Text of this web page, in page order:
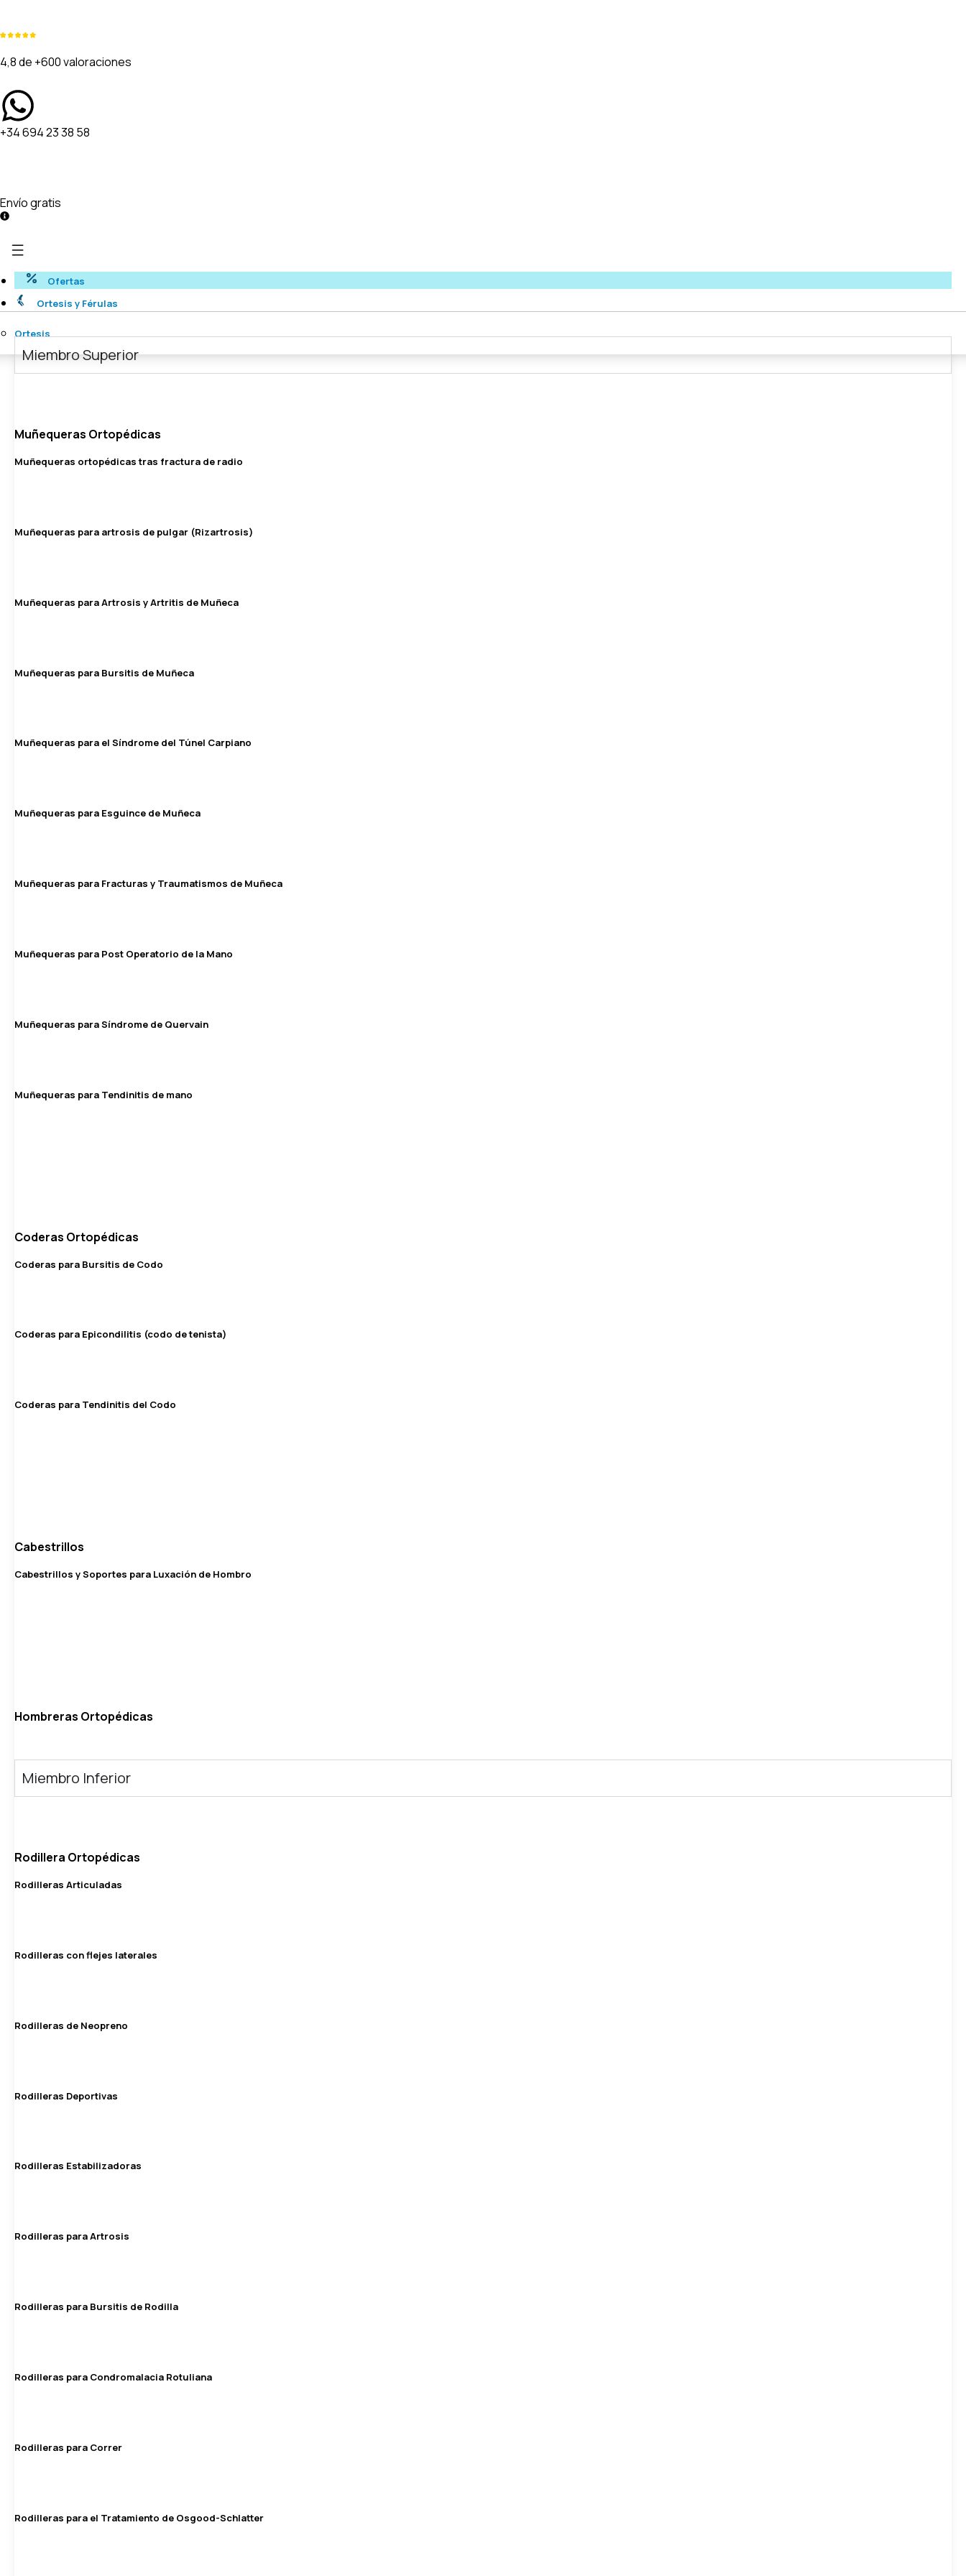
4,8 de +600 valoraciones
+34 694 23 38 58
Envío gratis
Ofertas
Ortesis y Férulas
Ortesis
Miembro Superior
Muñequeras Ortopédicas
Muñequeras ortopédicas tras fractura de radio
Muñequeras para artrosis de pulgar (Rizartrosis)
Muñequeras para Artrosis y Artritis de Muñeca
Muñequeras para Bursitis de Muñeca
Muñequeras para el Síndrome del Túnel Carpiano
Muñequeras para Esguince de Muñeca
Muñequeras para Fracturas y Traumatismos de Muñeca
Muñequeras para Post Operatorio de la Mano
Muñequeras para Síndrome de Quervain
Muñequeras para Tendinitis de mano
Coderas Ortopédicas
Coderas para Bursitis de Codo
Coderas para Epicondilitis (codo de tenista)
Coderas para Tendinitis del Codo
Cabestrillos
Cabestrillos y Soportes para Luxación de Hombro
Hombreras Ortopédicas
Miembro Inferior
Rodillera Ortopédicas
Rodilleras Articuladas
Rodilleras con flejes laterales
Rodilleras de Neopreno
Rodilleras Deportivas
Rodilleras Estabilizadoras
Rodilleras para Artrosis
Rodilleras para Bursitis de Rodilla
Rodilleras para Condromalacia Rotuliana
Rodilleras para Correr
Rodilleras para el Tratamiento de Osgood-Schlatter